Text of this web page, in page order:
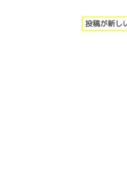
投稿が新し